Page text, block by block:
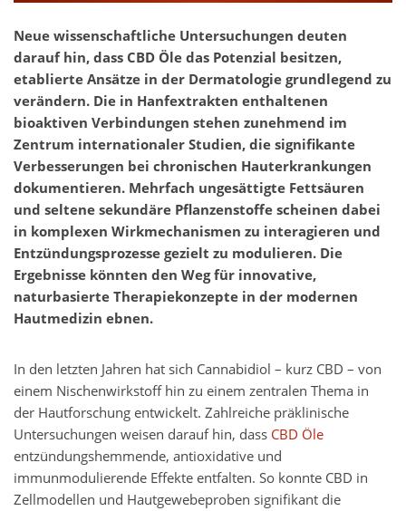
Neue wissenschaftliche Untersuchungen deuten
darauf hin, dass CBD Öle das Potenzial besitzen,
etablierte Ansätze in der Dermatologie grundlegend zu
verändern. Die in Hanfextrakten enthaltenen
bioaktiven Verbindungen stehen zunehmend im
Zentrum internationaler Studien, die signifikante
Verbesserungen bei chronischen Hauterkrankungen
dokumentieren. Mehrfach ungesättigte Fettsäuren
und seltene sekundäre Pflanzenstoffe scheinen dabei
in komplexen Wirkmechanismen zu interagieren und
Entzündungsprozesse gezielt zu modulieren. Die
Ergebnisse könnten den Weg für innovative,
naturbasierte Therapiekonzepte in der modernen
Hautmedizin ebnen.
In den letzten Jahren hat sich Cannabidiol – kurz CBD – von
einem Nischenwirkstoff hin zu einem zentralen Thema in
der Hautforschung entwickelt. Zahlreiche präklinische
Untersuchungen weisen darauf hin, dass CBD Öle
entzündungshemmende, antioxidative und
immunmodulierende Effekte entfalten. So konnte CBD in
Zellmodellen und Hautgewebeproben signifikant die